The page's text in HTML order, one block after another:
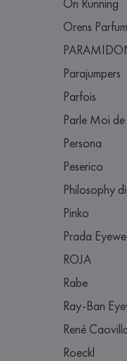
Orens
Parajumpers
Parfois
Parle Moi de
Persona
Peserico
Philosophy
Pinko
Prada
ROJA
Rabe
Ray-Ban
René
Roeckl